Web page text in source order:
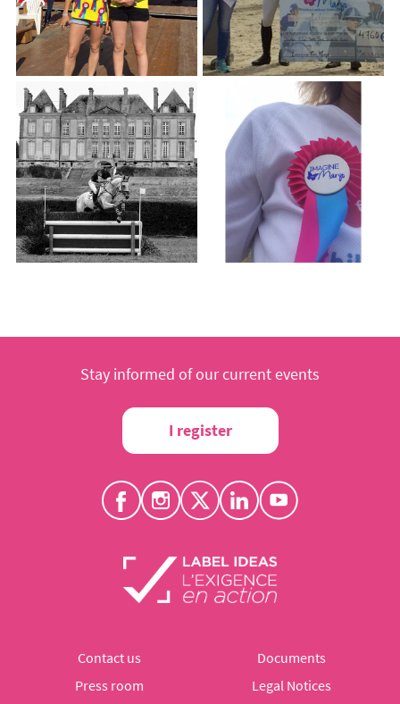
Stay informed of our current events
I register
Contact us
Documents
Press room
Legal Notices